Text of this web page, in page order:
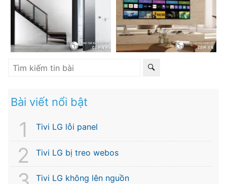
Bài viết nổi bật
Tivi LG lỗi panel
Tivi LG bị treo webos
Tivi LG không lên nguồn